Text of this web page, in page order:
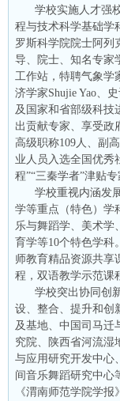
学校实施人才强
程与技术科学基础学
罗斯科学院院士阿列
导、院士、知名专家
工作站，特聘气象学
济学家Shujie Yao、
及国家和省部级科技
出贡献专家、享受政
高级职称109人、副
业人员入选全国优秀
程”“三秦学者”津贴专
学校重视内涵发
学等重点（特色）学
乐与舞蹈学、美术学
育学等10个特色学科
师教育精品资源共享
程，双语教学示范课
学校突出协同创
设、整合、提升和创
及基地、中国司马迁
究院、陕西省河流湿
与应用研究开发中心
间音乐舞蹈研究中心
《渭南师范学院学